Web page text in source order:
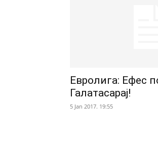
Евролига: Ефес
Галатасарај!
5 Jan 2017. 19:55